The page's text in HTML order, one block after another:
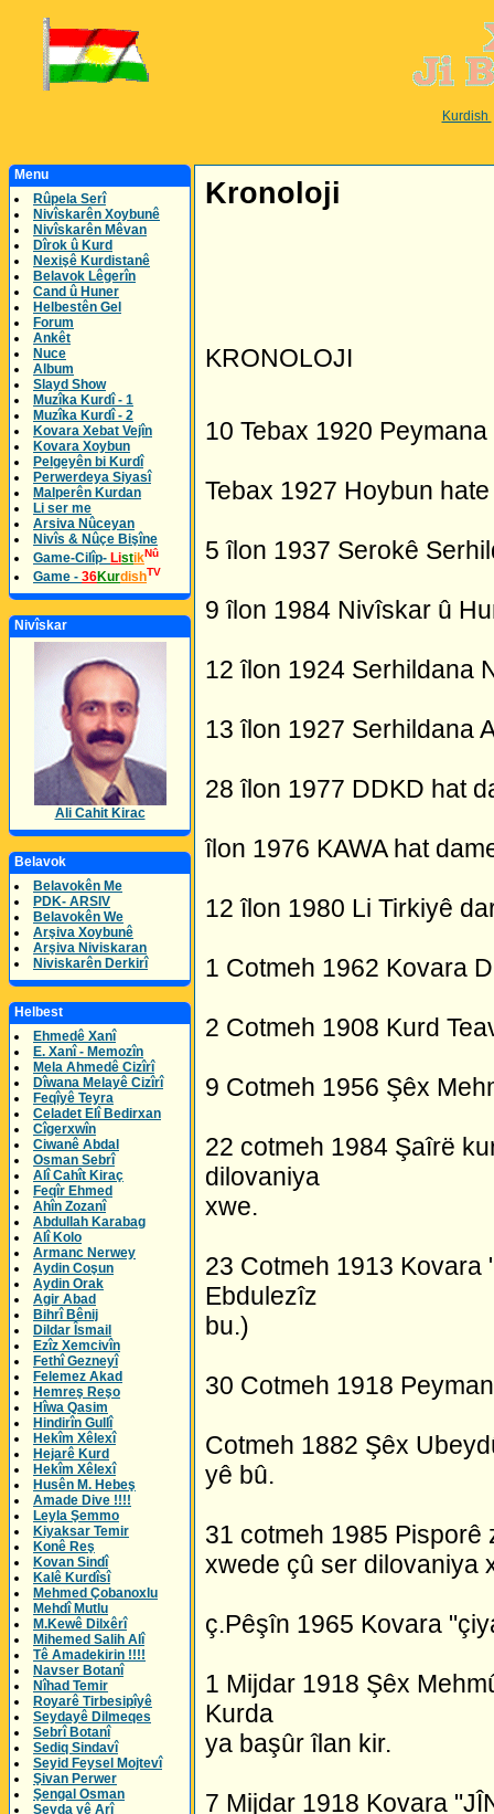
Kurdish
Menu
Rûpela Serî
Nivîskarên Xoybunê
Nivîskarên Mêvan
Dîrok û Kurd
Nexişê Kurdistanê
Belavok Lêgerîn
Cand û Huner
Helbestên Gel
Forum
Ankêt
Nuce
Album
Slayd Show
Muzîka Kurdî - 1
Muzîka Kurdî - 2
Kovara Xebat Vejîn
Kovara Xoybun
Pelgeyên bi Kurdî
Perwerdeya Siyasî
Malperên Kurdan
Li ser me
Arsiva Nûceyan
Nivîs & Nûçe Bişîne
Game-Cilîp- ListikNû
Game - 36KurdishTV
Nivîskar
Ali Cahit Kirac
Belavok
Belavokên Me
PDK- ARSIV
Belavokên We
Arşiva Xoybunê
Arşiva Niviskaran
Niviskarên Derkirî
Helbest
Ehmedê Xanî
E. Xanî - Memozîn
Mela Ahmedê Cizîrî
Dîwana Melayê Cizîrî
Feqîyê Teyra
Celadet Elî Bedirxan
Cîgerxwîn
Ciwanê Abdal
Osman Sebrî
Alî Cahît Kiraç
Feqîr Ehmed
Ahîn Zozanî
Abdullah Karabag
Alî Kolo
Armanc Nerwey
Aydin Coşun
Aydin Orak
Agir Abad
Bihrî Bênij
Dildar Îsmail
Ezîz Xemcivîn
Fethî Gezneyî
Felemez Akad
Hemreş Reşo
Hîwa Qasim
Hindirîn Gullî
Hekîm Xêlexî
Hejarê Kurd
Hekîm Xêlexî
Husên M. Hebeş
Amade Dive !!!!
Leyla Şemmo
Kiyaksar Temir
Konê Reş
Kovan Sindî
Kalê Kurdîsî
Mehmed Çobanoxlu
Mehdî Mutlu
M.Kewê Dilxêrî
Mihemed Salih Alî
Tê Amadekirin !!!!
Navser Botanî
Nîhad Temir
Royarê Tirbesipîyê
Seydayê Dilmeqes
Sebrî Botanî
Sediq Sindavî
Seyid Feysel Mojtevî
Şivan Perwer
Şengal Osman
Seyda yê Arî
Kronoloji
KRONOLOJI
10 Tebax 1920
Tebax 1927 Hoybun
5 îlon 1937 Serokê
9 îlon 1984 Nivîskar û
12 îlon 1924 Serhildana
13 îlon 1927 Serhildana
28 îlon 1977 DDKD hat
îlon 1976 KAWA hat
12 îlon 1980 Li Tirkiyê
1 Cotmeh 1962 Kovara
2 Cotmeh 1908 Kurd
9 Cotmeh 1956 Şêx
22 cotmeh 1984 Şaîrë
dilovaniya
xwe.
23 Cotmeh 1913 Kovara
Ebdulezîz
bu.)
30 Cotmeh 1918
Cotmeh 1882 Şêx
yê bû.
31 cotmeh 1985
xwede çû ser dilovaniya
ç.Pêşîn 1965 Kovara
1 Mijdar 1918 Şêx
Kurda
ya başûr îlan kir.
7 Mijdar 1918 Kovara